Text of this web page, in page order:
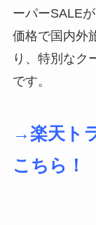
ーパーSALE
価格で国内外
り、特別なク
です。
→楽天ト
こちら！